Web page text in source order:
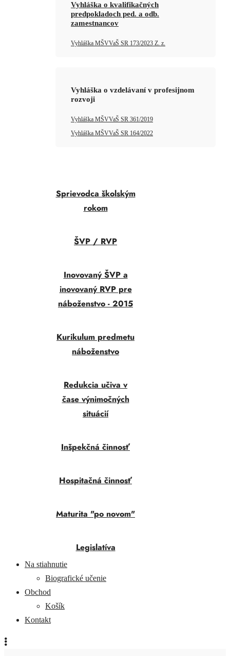
Vyhláška o kvalifikačných
predpokladoch ped. a odb.
zamestnancov
Vyhláška MŠVVaŠ SR 173/2023 Z. z.
Vyhláška o vzdelávaní v profesijnom
rozvoji
Vyhláška MŠVVaŠ SR 361/2019
Vyhláška MŠVVaŠ SR 164/2022
Sprievodca školským
rokom
ŠVP / RVP
Inovovaný ŠVP a
inovovaný RVP pre
náboženstvo - 2015
Kurikulum predmetu
náboženstvo
Redukcia učiva v
čase výnimočných
situácií
Inšpekčná činnosť
Hospitačná činnosť
Maturita "po novom"
Legislatíva
Na stiahnutie
Biografické učenie
Obchod
Košík
Kontakt